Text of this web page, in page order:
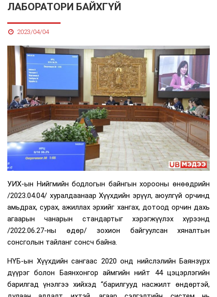
ЛАБОРАТОРИ БАЙХГҮЙ
2023/04/04
УИХ-ын Нийгмийн бодлогын байнгын хорооны өнөөдрийн
/2023.04.04/ хуралдаанаар Хүүхдийн эрүүл, аюулгүй орчинд
амьдрах, сурах, ажиллах эрхийг хангах, дотоод орчин дахь
агаарын чанарын стандартыг хэрэгжүүлэх хүрээнд
/2022.06.27-ны өдөр/ зохион байгуулсан хяналтын
сонсголын тайланг сонсч байна.
НҮБ-ын Хүүхдийн сангаас 2020 онд нийслэлийн Баянзүрх
дүүрэг болон Баянхонгор аймгийн нийт 44 цэцэрлэгийн
барилгад үнэлгээ хийхэд “барилгууд насжилт өндөртэй,